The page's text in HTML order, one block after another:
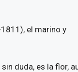
el marino y
duda, es la flor,